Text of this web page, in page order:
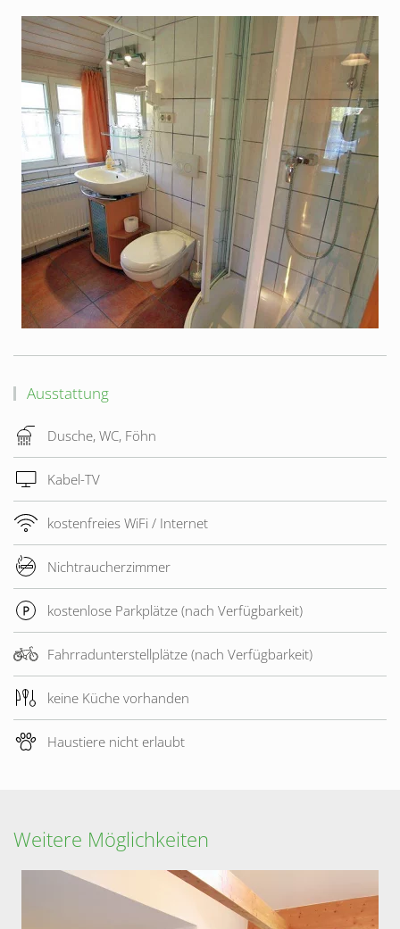
Ausstattung
Dusche, WC, Föhn
Kabel-TV
kostenfreies WiFi / Internet
Nichtraucherzimmer
kostenlose Parkplätze (nach Verfügbarkeit)
Fahrradunterstellplätze (nach Verfügbarkeit)
keine Küche vorhanden
Haustiere nicht erlaubt
Weitere Möglichkeiten